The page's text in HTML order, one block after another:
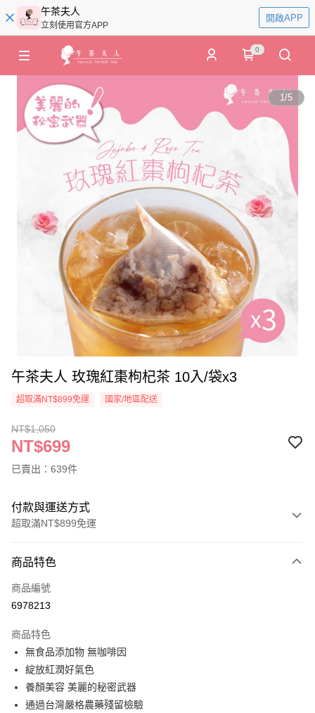
午茶夫人
立刻使用官方APP
開啟APP
0
1/5
午茶夫人 玫瑰紅棗枸杞茶 10入/袋x3
超取滿NT$899免運 國家/地區配送
NT$1,050
NT$699
已賣出：639件
付款與運送方式
超取滿NT$899免運
信用卡一次付款
超商取貨付款
Apple Pay
街口支付
悠遊付
商品特色
商品編號
6978213
商品特色
無食品添加物 無咖啡因
綻放紅潤好氣色
養顏美容 美麗的秘密武器
通過台灣嚴格農藥殘留檢驗